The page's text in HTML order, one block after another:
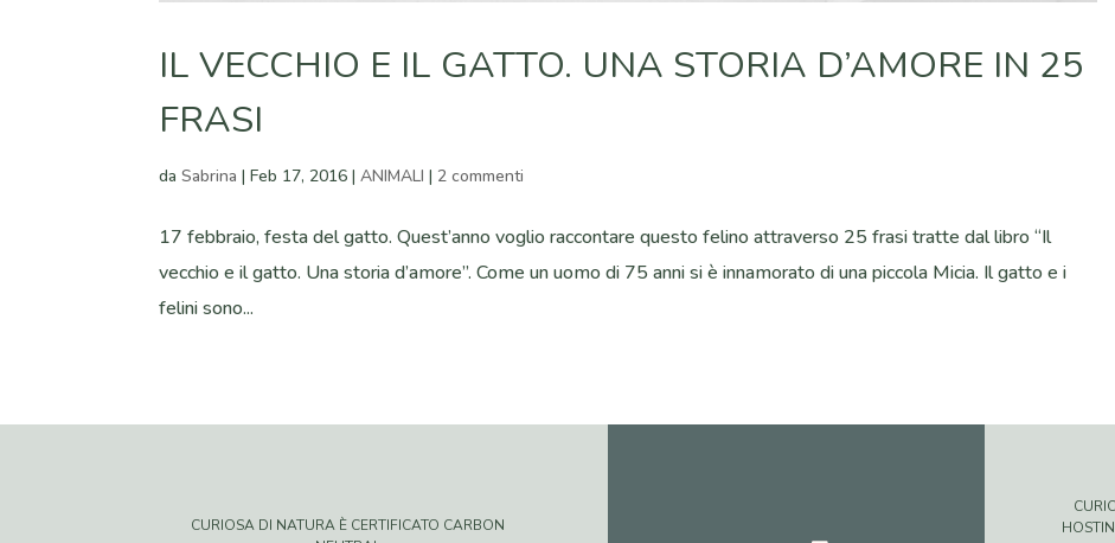
IL VECCHIO E IL GATTO. UNA STORIA D’AMORE IN 25
FRASI
daSabrina |Feb 17, 2016 |ANIMALI | 2 commenti
17 febbraio, festa del gatto. Quest’anno voglio raccontare questo felino attraverso 25 frasi tratte dal libro “Il
vecchio e il gatto. Una storia d’amore”. Come un uomo di 75 anni si è innamorato di una piccola Micia. Il gatto e i
felini sono...
CURIOSA DI NATURA È CERTIFICATO CARBON